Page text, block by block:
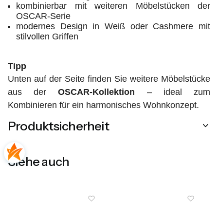
kombinierbar mit weiteren Möbelstücken der
OSCAR-Serie
modernes Design in Weiß oder Cashmere mit
stilvollen Griffen
Tipp
Unten auf der Seite finden Sie weitere Möbelstücke
aus derOSCAR-Kollektion – ideal zum
Kombinieren für ein harmonisches Wohnkonzept.
Produktsicherheit
Siehe auch